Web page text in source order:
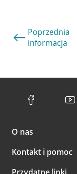
Poprzednia
informacja
O nas
Kontakt i pomoc